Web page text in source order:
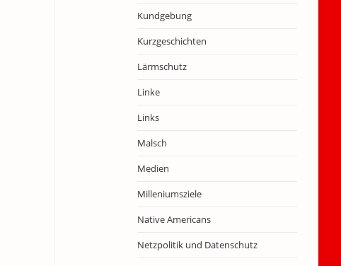
Kundgebung
Kurzgeschichten
Lärmschutz
Linke
Links
Malsch
Medien
Milleniumsziele
Native Americans
Netzpolitik und Datenschutz